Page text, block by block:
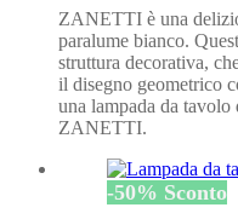
originale
era:
€368,40.
attuale
è:
ZANETTI è una
paralume bianco.
struttura decorativa,
il disegno geometrico
una lampada da tavolo
ZANETTI.
-50% Sconto